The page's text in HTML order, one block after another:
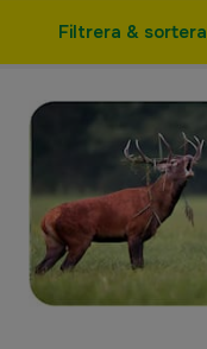
Filtrera & sortera